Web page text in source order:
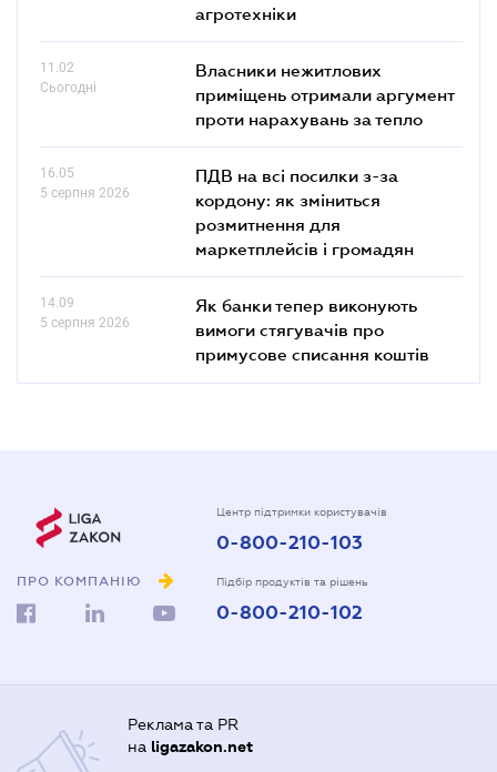
агротехніки
11.02
Сьогодні
Власники нежитлових
приміщень отримали аргумент
проти нарахувань за тепло
16.05
5 серпня 2026
ПДВ на всі посилки з-за
кордону: як зміниться
розмитнення для
маркетплейсів і громадян
14.09
5 серпня 2026
Як банки тепер виконують
вимоги стягувачів про
примусове списання коштів
ПРО КОМПАНІЮ
Центр підтримки користувачів
0-800-210-103
Підбір продуктів та рішень
0-800-210-102
Реклама та PR
на ligazakon.net